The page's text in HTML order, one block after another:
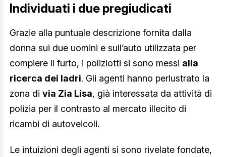
Individuati i due pregiudicati
Grazie alla puntuale descrizione fornita dalla
donna sui due uomini e sull’auto utilizzata per
compiere il furto, i poliziotti si sono messi alla
ricerca dei ladri. Gli agenti hanno perlustrato la
zona di via Zia Lisa, già interessata da attività di
polizia per il contrasto al mercato illecito di
ricambi di autoveicoli.
Le intuizioni degli agenti si sono rivelate fondate,